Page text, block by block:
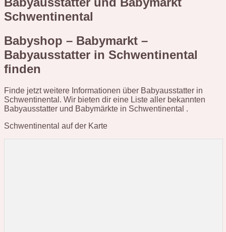
Schwentinental
Babyshop – Babymarkt –
Babyausstatter in Schwentinental
finden
Finde jetzt weitere Informationen über Babyausstatter in
Schwentinental. Wir bieten dir eine Liste aller bekannten
Babyausstatter und Babymärkte in Schwentinental .
Schwentinental auf der Karte